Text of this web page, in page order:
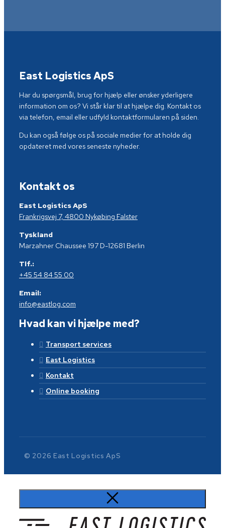
East Logistics ApS
Har du spørgsmål, brug for hjælp eller ønsker yderligere
information om os? Vi står klar til at hjælpe dig. Kontakt os
via telefon, email eller udfyld kontaktformularen på siden.
Du kan også følge os på sociale medier for at holde dig
opdateret med vores seneste nyheder.
Kontakt os
East Logistics ApS
Frankrigsvej 7, 4800 Nykøbing Falster
Tyskland
Marzahner Chaussee 197 D-12681 Berlin
Tlf.:
+45 54 84 55 00
Email:
info@eastlog.com
Hvad kan vi hjælpe med?
Transport services
East Logistics
Kontakt
Online booking
© 2026 East Logistics ApS